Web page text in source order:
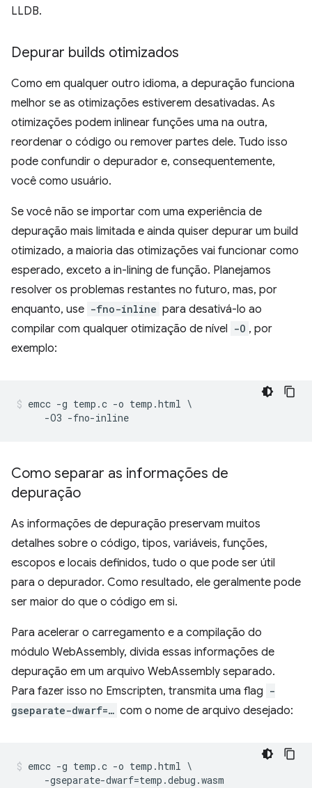
LLDB.
Depurar builds otimizados
Como em qualquer outro idioma, a depuração funciona
melhor se as otimizações estiverem desativadas. As
otimizações podem inlinear funções uma na outra,
reordenar o código ou remover partes dele. Tudo isso
pode confundir o depurador e, consequentemente,
você como usuário.
Se você não se importar com uma experiência de
depuração mais limitada e ainda quiser depurar um build
otimizado, a maioria das otimizações vai funcionar como
esperado, exceto a in-lining de função. Planejamos
resolver os problemas restantes no futuro, mas, por
enquanto, use -fno-inline para desativá-lo ao
compilar com qualquer otimização de nível -O , por
exemplo:
emcc -g temp.c -o temp.html \
Como separar as informações de
depuração
As informações de depuração preservam muitos
detalhes sobre o código, tipos, variáveis, funções,
escopos e locais definidos, tudo o que pode ser útil
para o depurador. Como resultado, ele geralmente pode
ser maior do que o código em si.
Para acelerar o carregamento e a compilação do
módulo WebAssembly, divida essas informações de
depuração em um arquivo WebAssembly separado.
Para fazer isso no Emscripten, transmita uma flag -
gseparate-dwarf=… com o nome de arquivo desejado:
emcc -g temp.c -o temp.html \